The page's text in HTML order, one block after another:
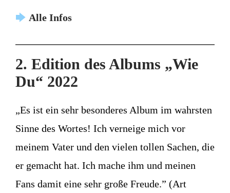
🡆 Alle Infos
2. Edition des Albums „Wie
Du“ 2022
„Es ist ein sehr besonderes Album im wahrsten
Sinne des Wortes! Ich verneige mich vor
meinem Vater und den vielen tollen Sachen, die
er gemacht hat. Ich mache ihm und meinen
Fans damit eine sehr große Freude.” (Art